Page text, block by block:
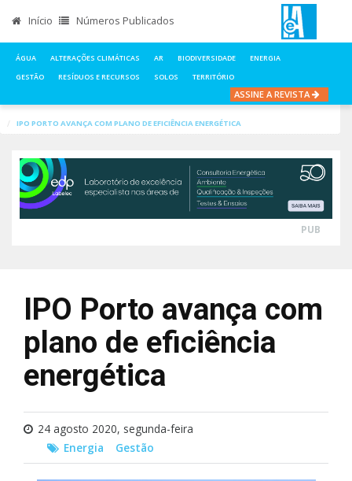
Início Números Publicados
ÁGUA ALTERAÇÕES CLIMÁTICAS AR BIODIVERSIDADE
ENERGIA
GESTÃO
RESÍDUOS E RECURSOS SOLOS TERRITÓRIO
ASSINE A REVISTA
IPO PORTO AVANÇA COM PLANO DE EFICIÊNCIA ENERGÉTICA
PUB
IPO Porto avança com
plano de eficiência
energética
24 agosto 2020, segunda-feira
Energia
Gestão